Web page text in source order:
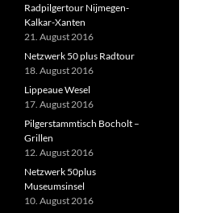
Radpilgertour Nijmegen-
Kalkar-Xanten
21. August 2016
Netzwerk 50 plus Radtour
18. August 2016
Lippeaue Wesel
17. August 2016
Pilgerstammtisch Bocholt –
Grillen
12. August 2016
Netzwerk 50plus
Museumsinsel
10. August 2016